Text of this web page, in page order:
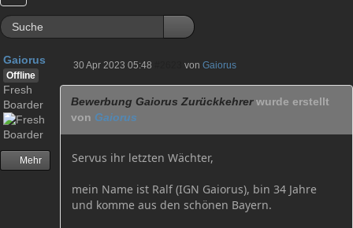
Gaiorus
Offline
Fresh
Boarder
Mehr
30 Apr 2023 05:48 vonGaiorus
Bewerbung Gaiorus Zurückkehrerwurde erstellt
von Gaiorus
Servus ihr letzten Wächter,
mein Name ist Ralf (IGN Gaiorus), bin 34 Jahre
und komme aus den schönen Bayern.